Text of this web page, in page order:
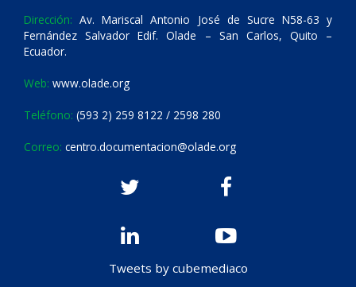
Dirección: Av. Mariscal Antonio José de Sucre N58-63 y
Fernández Salvador Edif. Olade – San Carlos, Quito –
Ecuador.
Web: www.olade.org
Teléfono: (593 2) 259 8122 / 2598 280
Correo: centro.documentacion@olade.org
Tweets by cubemediaco